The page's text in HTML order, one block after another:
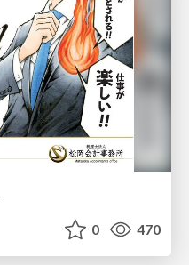
0 470